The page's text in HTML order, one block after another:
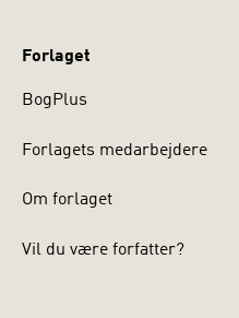
Forlaget
BogPlus
Forlagets medarbejdere
Om forlaget
Vil du være forfatter?